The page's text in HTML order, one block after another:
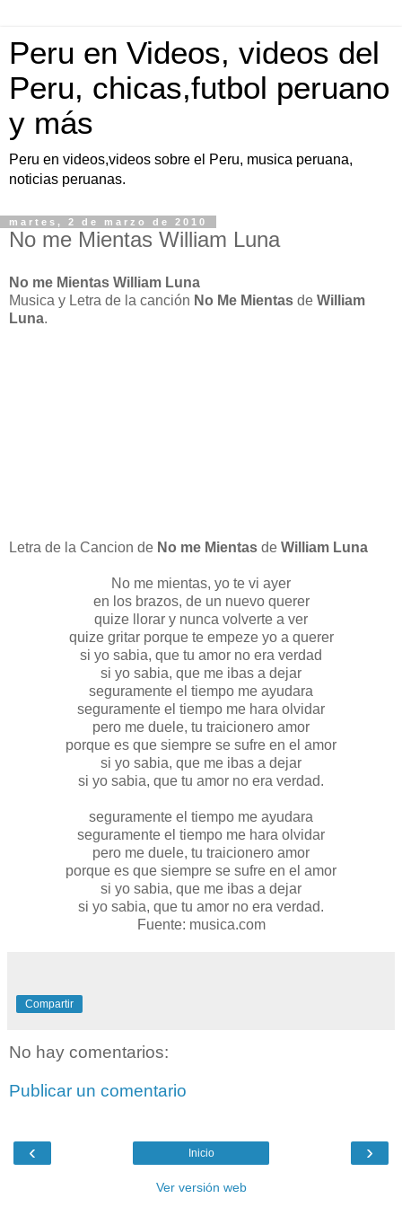
Peru en Videos, videos del
Peru, chicas,futbol peruano
y más
Peru en videos,videos sobre el Peru, musica peruana,
noticias peruanas.
martes, 2 de marzo de 2010
No me Mientas William Luna
No me Mientas William Luna
Musica y Letra de la canción No Me Mientas de William
Luna.
Letra de la Cancion de No me Mientas de William Luna
No me mientas, yo te vi ayer
en los brazos, de un nuevo querer
quize llorar y nunca volverte a ver
quize gritar porque te empeze yo a querer
si yo sabia, que tu amor no era verdad
si yo sabia, que me ibas a dejar
seguramente el tiempo me ayudara
seguramente el tiempo me hara olvidar
pero me duele, tu traicionero amor
porque es que siempre se sufre en el amor
si yo sabia, que me ibas a dejar
si yo sabia, que tu amor no era verdad.
seguramente el tiempo me ayudara
seguramente el tiempo me hara olvidar
pero me duele, tu traicionero amor
porque es que siempre se sufre en el amor
si yo sabia, que me ibas a dejar
si yo sabia, que tu amor no era verdad.
Fuente: musica.com
Compartir
No hay comentarios:
Publicar un comentario
‹ ›
Inicio
Ver versión web